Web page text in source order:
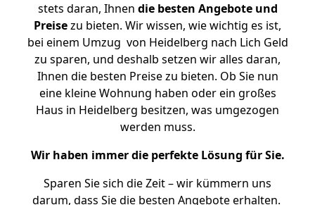
stets daran, Ihnen die besten Angebote und
Preisezu bieten. Wir wissen, wie wichtig es ist,
bei einem Umzug von Heidelberg nach Lich Geld
zu sparen, und deshalb setzen wir alles daran,
Ihnen die besten Preise zu bieten. Ob Sie nun
eine kleine Wohnung haben oder ein großes
Haus in Heidelberg besitzen, was umgezogen
werden muss.
Wir haben immer die perfekte Lösung für Sie.
Sparen Sie sich die Zeit – wir kümmern uns
darum, dass Sie die besten Angebote erhalten.